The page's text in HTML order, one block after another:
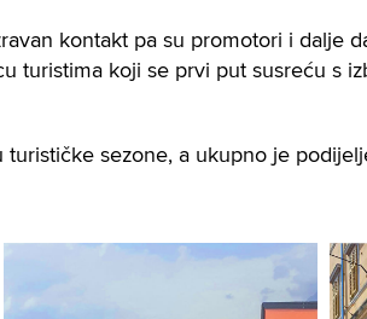
kontakt pa su promotori i dalje
turistima koji se prvi put susreću s
turističke sezone, a ukupno je